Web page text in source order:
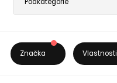
Značka Vlastnosti